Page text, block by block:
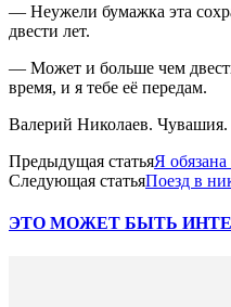
— Неужели бумажка эта
двести лет.
— Может и больше чем
время, и я тебе её передам.
Валерий Николаев. Чувашия.
Предыдущая статьяЯ
Следующая статьяПоезд в
ЭТО МОЖЕТ БЫТЬ